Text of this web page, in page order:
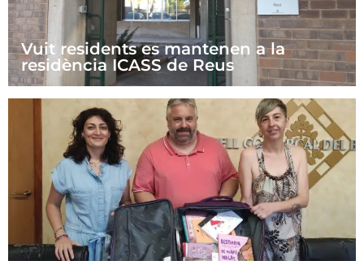
Vuit residents es mantenen a la
residència ICASS de Reus